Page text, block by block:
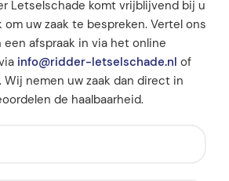
Letselschade komt vrijblijvend bij u
om uw zaak te bespreken. Vertel ons
een afspraak in via het online
info@ridder-letselschade.nl of
. Wij nemen uw zaak dan direct in
de haalbaarheid.